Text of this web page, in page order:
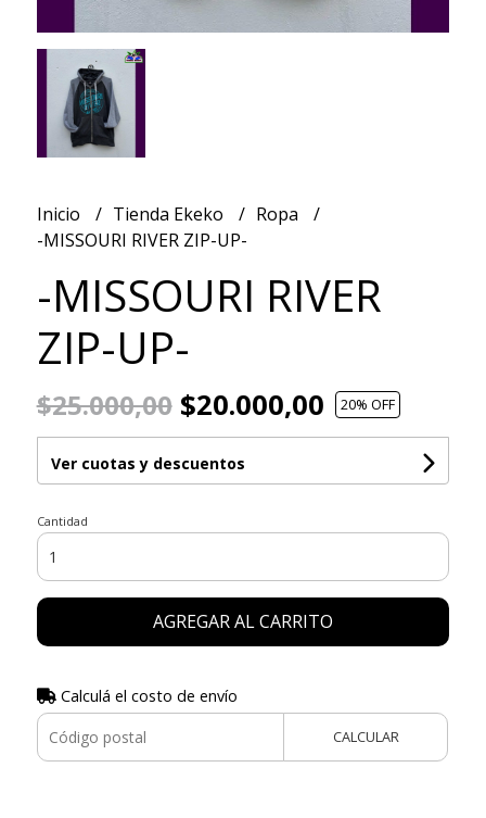
Inicio Tienda Ekeko
Ropa
-MISSOURI RIVER ZIP-UP-
-MISSOURI RIVER
ZIP-UP-
$25.000,00$20.000,00 20% OFF
Ver cuotas y descuentos
Cantidad
AGREGAR AL CARRITO
Calculá el costo de envío
CALCULAR